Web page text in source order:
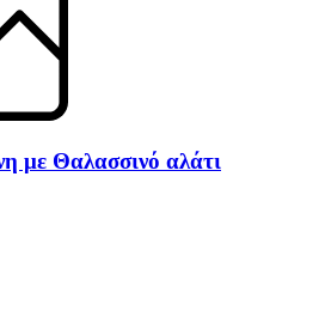
με Θαλασσινό αλάτι